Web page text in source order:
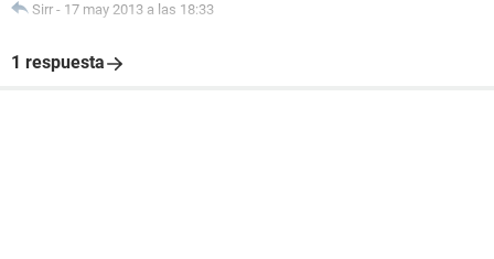
Sirr - 17 may 2013 a las 18:33
1 respuesta